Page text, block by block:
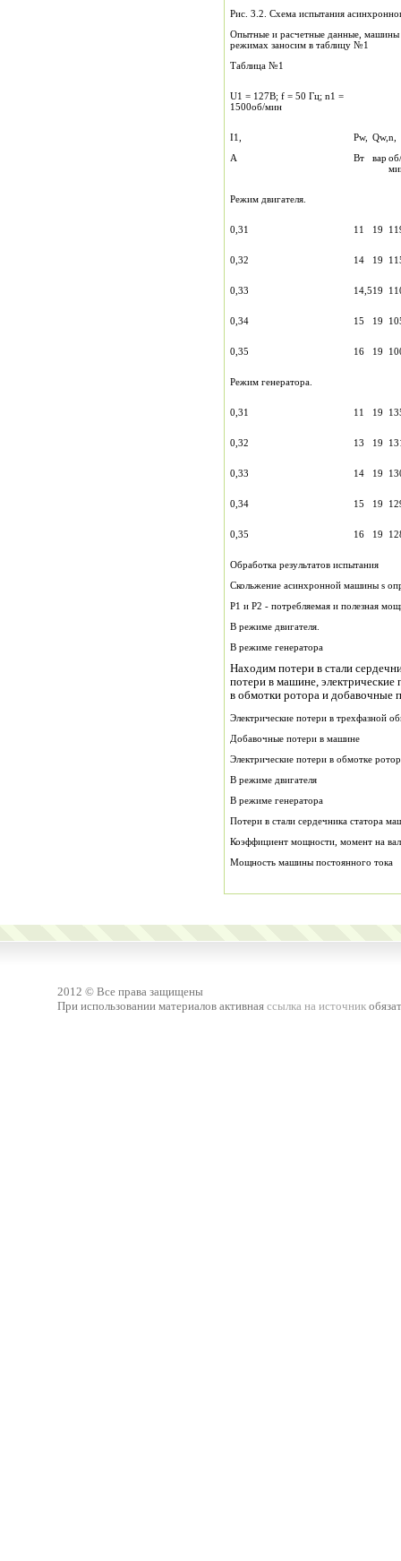
Рис. 3.2. Схема испытания
Опытные и расчетные данные, машины
режимах заносим в таблицу №1
Таблица №1
U1 = 127В; f = 50 Гц; n1 =
1500об/мин
I1,
А
Pw,
Вт
Qw,
вар
n,
об/
Режим двигателя.
0,31 11 19
0,32 14 19
0,33 14,519
0,34 15 19
0,35 16 19
Режим генератора.
0,31 11 19
0,32 13 19
0,33 14 19
0,34 15 19
0,35 16 19
Обработка результатов испытания
Скольжение асинхронной машины s
Р1 и Р2 - потребляемая и полезная
В режиме двигателя.
В режиме генератора
Находим потери в стали
потери в машине, электрические
в обмотки ротора и добавочные
Электрические потери в трехфазной
Добавочные потери в машине
Электрические потери в обмотке
В режиме двигателя
В режиме генератора
Потери в стали сердечника статора
Коэффициент мощности, момент на
Мощность машины постоянного тока
2012 © Все права защищены
При использовании материалов активная ссылка на источник